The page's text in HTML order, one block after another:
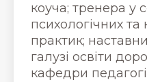
коуча; тренера у
психологічних та
практик;
галузі освіти
кафедри